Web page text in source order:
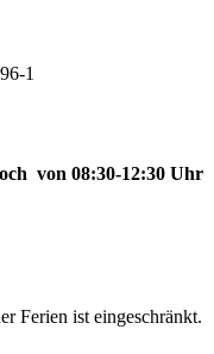
1
von 08:30-12:30 Uhr
Ferien ist eingeschränkt.